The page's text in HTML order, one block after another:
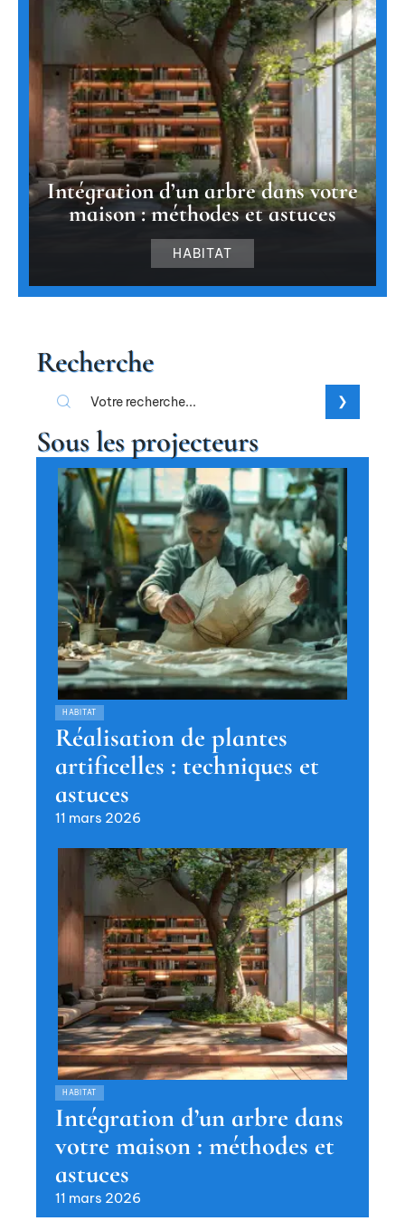
Intégration d’un arbre dans votre
maison : méthodes et astuces
HABITAT
Recherche
Sous les projecteurs
HABITAT
Réalisation de plantes
artificelles : techniques et
astuces
11 mars 2026
HABITAT
Intégration d’un arbre dans
votre maison : méthodes et
astuces
11 mars 2026